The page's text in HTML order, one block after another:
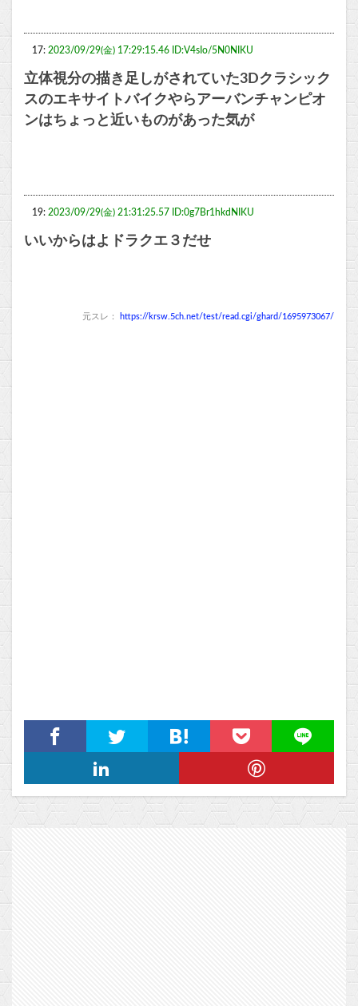
17: 2023/09/29(金) 17:29:15.46 ID:V4sIo/5N0NIKU
立体視分の描き足しがされていた3Dクラシック
スのエキサイトバイクやらアーバンチャンピオ
ンはちょっと近いものがあった気が
19: 2023/09/29(金) 21:31:25.57 ID:0g7Br1hkdNIKU
いいからはよドラクエ３だせ
元スレ： https://krsw.5ch.net/test/read.cgi/ghard/1695973067/